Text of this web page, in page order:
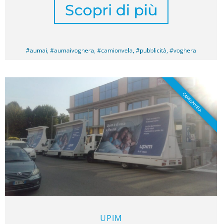
Scopri di più
#aumai,#aumaivoghera,#camionvela,#pubblicità,#voghera
UPIM
CAMION VELA